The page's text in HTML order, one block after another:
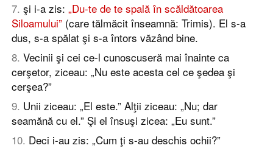
7. şi i-a zis: „Du-te de te spală în scăldătoarea
Siloamului” (care tălmăcit înseamnă: Trimis). El s-a
dus, s-a spălat şi s-a întors văzând bine.
8. Vecinii şi cei ce-l cunoscuseră mai înainte ca
cerşetor, ziceau: „Nu este acesta cel ce şedea şi
cerşea?”
9. Unii ziceau: „El este.” Alţii ziceau: „Nu; dar
seamănă cu el.” Şi el însuşi zicea: „Eu sunt.”
10. Deci i-au zis: „Cum ţi s-au deschis ochii?”